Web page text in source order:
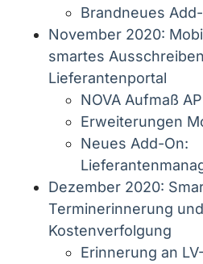
Brandneues
November 2020:
smartes
Lieferantenportal
NOVA Aufmaß
Erweiterungen
Neues Add-On:
Dezember 2020:
Terminerinnerung
Kostenverfolgung
Erinnerung an